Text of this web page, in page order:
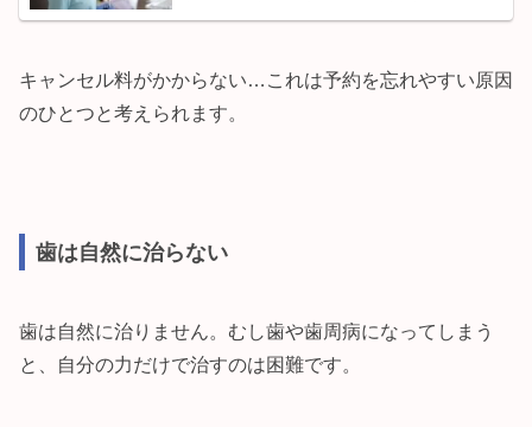
予約をキャンセルしてしまうケ...
キャンセル料がかからない…これは予約を忘れやすい原因
のひとつと考えられます。
歯は自然に治らない
歯は自然に治りません。むし歯や歯周病になってしまう
と、自分の力だけで治すのは困難です。